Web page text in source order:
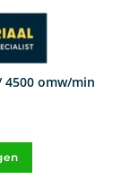
4500 omw/min